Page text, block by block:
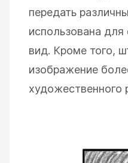
передать
использована для
вид. Кроме того,
изображение
художественного